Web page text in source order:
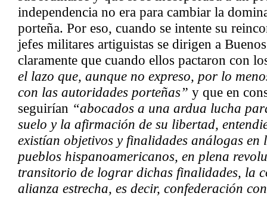
independencia no era para cambiar la
porteña. Por eso, cuando se intente su
jefes militares artiguistas se dirigen a
claramente que cuando ellos pactaron con
el lazo que, aunque no expreso, por lo
con las autoridades porteñas” y que en
seguirían “abocados a una ardua lucha
suelo y la afirmación de su libertad,
existían objetivos y finalidades análogas en
pueblos hispanoamericanos, en plena
transitorio de lograr dichas finalidades, la
alianza estrecha, es decir, confederación